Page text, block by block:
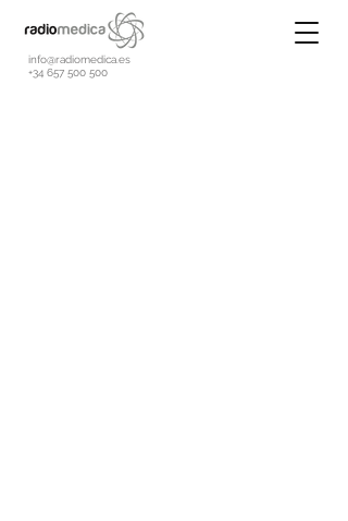
info@radiomedica.es
+34 657 500 500